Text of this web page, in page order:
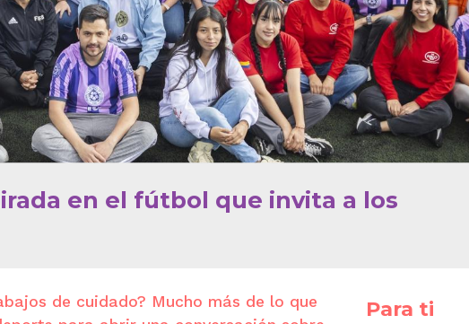
en el fútbol que invita a los
de cuidado? Mucho más de lo que
Para ti